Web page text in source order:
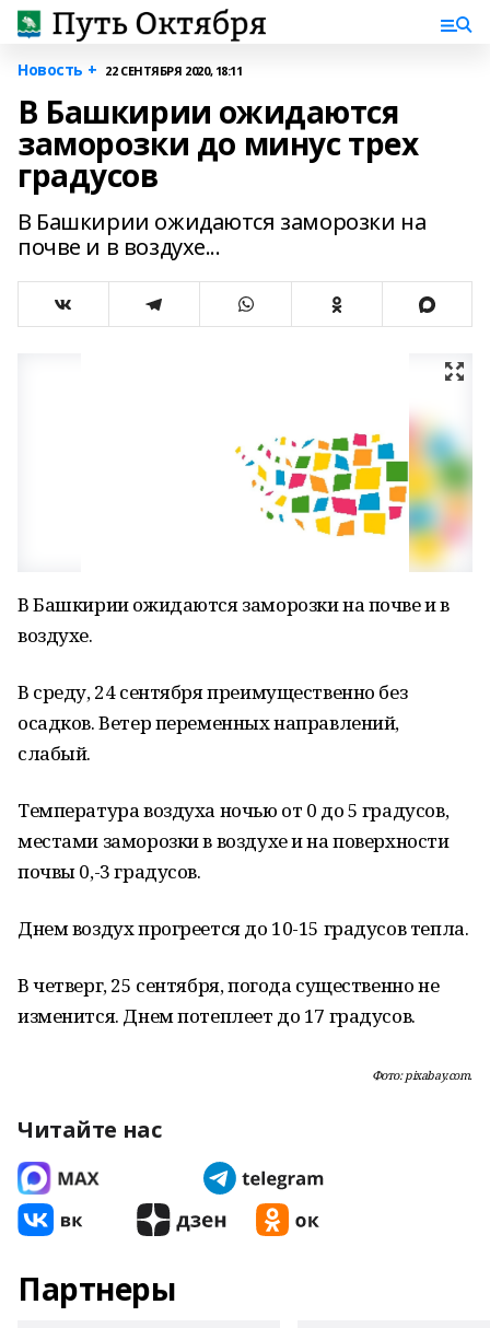
Новость + 22 СЕНТЯБРЯ 2020, 18:11
В Башкирии ожидаются
заморозки до минус трех
градусов
В Башкирии ожидаются заморозки на
почве и в воздухе...
В Башкирии ожидаются заморозки на почве и в
воздухе.
В среду, 24 сентября преимущественно без
осадков. Ветер переменных направлений,
слабый.
Температура воздуха ночью от 0 до 5 градусов,
местами заморозки в воздухе и на поверхности
почвы 0,-3 градусов.
Днем воздух прогреется до 10-15 градусов тепла.
В четверг, 25 сентября, погода существенно не
изменится. Днем потеплеет до 17 градусов.
Фото: pixabay.com.
Читайте нас
Партнеры